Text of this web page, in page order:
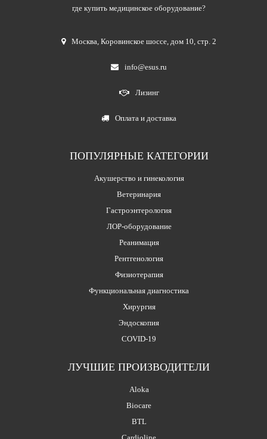
где купить медицинское оборудование?
Москва,Коровинское шоссе, дом 10, стр. 2
info@esus.ru
Лизинг
Оплата и доставка
ПОПУЛЯРНЫЕ КАТЕГОРИИ
Акушерство и гинекология
Ветеринария
Гастроэнтерология
ЛОР-оборудование
Реанимация
Рентгенология
Физиотерапия
Функциональная диагностика
Хирургия
Эндоскопия
COVID-19
ЛУЧШИЕ ПРОИЗВОДИТЕЛИ
Aloka
Biocare
BTL